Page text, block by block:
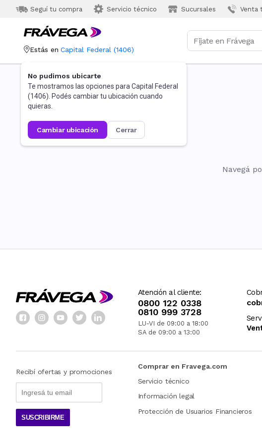
Seguí tu compra Servicio técnico Sucursales Venta
Estás en Capital Federal (1406)
No pudimos ubicarte
Te mostramos las opciones para Capital Federal
(1406). Podés cambiar tu ubicación cuando
quieras.
cambiar ubicación cerrar
Navegá
Atención al cliente:
0800 122 0338
0810 999 3728
LU-VI de 09:00 a 18:00
SA de 09:00 a 13:00
Recibí ofertas y promociones
SUSCRIBIRME
Comprar en Fravega.com
Servicio técnico
Información legal
Protección de Usuarios Financieros